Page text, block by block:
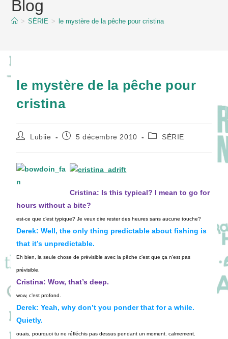
contentBlog
> SÉRIE > le mystère de la pêche pour cristina
le mystère de la pêche pour
cristina
Auteur/autrice
publication :
Lubiie
Publication
5 décembre 2010
PostSÉRIE
Cristina: Is this typical? I mean to go for
hours without a bite?
est-ce que c’est typique? Je veux dire rester des heures sans aucune touche?
Derek: Well, the only thing predictable about fishing is
that it’s unpredictable.
Eh bien, la seule chose de prévisible avec la pêche c’est que ça n’est pas
prévisible.
Cristina: Wow, that’s deep.
wow, c’est profond.
Derek: Yeah, why don’t you ponder that for a while.
Quietly.
ouais, pourquoi tu ne réfléchis pas dessus pendant un moment. calmement.